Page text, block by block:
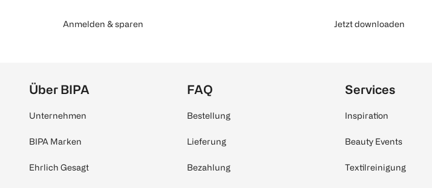
Anmelden & sparen Jetzt downloaden
Über BIPA
Unternehmen
BIPA Marken
Ehrlich Gesagt
FAQ
Bestellung
Lieferung
Bezahlung
Services
Inspiration
Beauty Events
Textilreinigung